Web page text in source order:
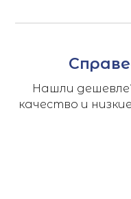
Нашли
качество и